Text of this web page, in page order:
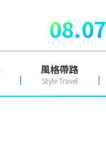
08.07
風格帶路
Style Travel